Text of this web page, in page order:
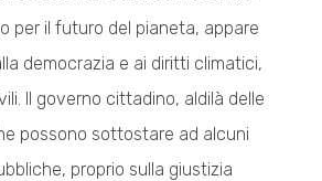
per il futuro del pianeta, appare
democrazia e ai diritti climatici,
Il governo cittadino, aldilà delle
possono sottostare ad alcuni
proprio sulla giustizia